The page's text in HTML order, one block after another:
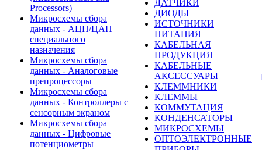
Processors)
Микросхемы сбора
данных - АЦП/ЦАП
специального
назначения
Микросхемы сбора
данных - Аналоговые
препроцессоры
Микросхемы сбора
данных - Контроллеры с
сенсорным экраном
Микросхемы сбора
данных - Цифровые
потенциометры
ДАТЧИКИ
ДИОДЫ
ИСТОЧНИКИ
ПИТАНИЯ
КАБЕЛЬНАЯ
ПРОДУКЦИЯ
КАБЕЛЬНЫЕ
АКСЕССУАРЫ
КЛЕММНИКИ
КЛЕММЫ
КОММУТАЦИЯ
КОНДЕНСАТОРЫ
МИКРОСХЕМЫ
ОПТОЭЛЕКТРОННЫЕ